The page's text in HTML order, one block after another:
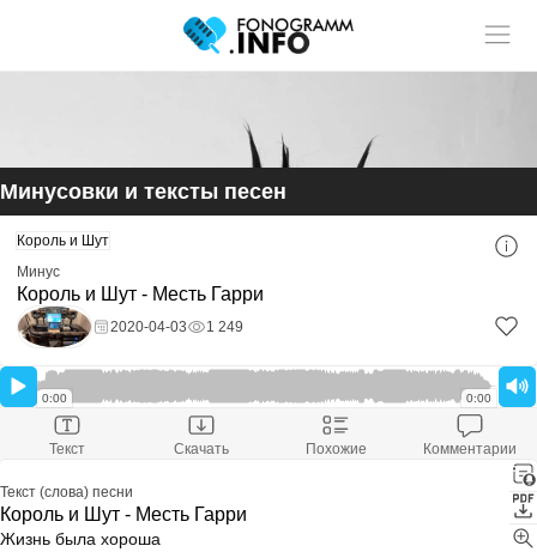
Минусовки и тексты песен
Король и Шут
Минус
Король и Шут - Месть Гарри
2020-04-03 1 249
0:00 0:00
Текст Скачать Похожие Комментарии
Текст (слова) песни
Король и Шут - Месть Гарри
Жизнь была хороша
Скачать минусовку
Король и Шут - Месть Гарри
Скачали:1 249
Размер файла:
Расширение файла:mp3
Скачать минус
Оставить комментарий